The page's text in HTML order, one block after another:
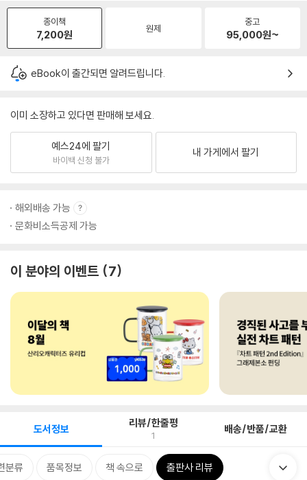
종이책
7,200원 원제
중고
95,000원~
eBook이 출간되면 알려드립니다.
이미 소장하고 있다면 판매해 보세요.
예스24에 팔기
바이백 신청 불가
내 가게에서 팔기
해외배송 가능
문화비소득공제 가능
이 분야의 이벤트 7
도서정보 리뷰/한줄평
1 배송/반품/교환
분류 품목정보 책 속으로 출판사 리뷰